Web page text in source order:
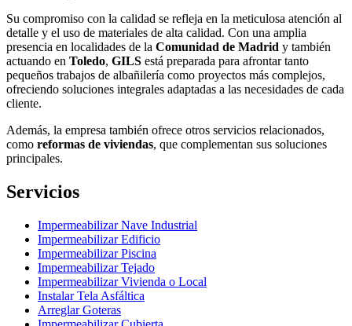
Su compromiso con la calidad se refleja en la meticulosa atención al
detalle y el uso de materiales de alta calidad. Con una amplia
presencia en localidades de la Comunidad de Madrid y también
actuando en Toledo, GILS está preparada para afrontar tanto
pequeños trabajos de albañilería como proyectos más complejos,
ofreciendo soluciones integrales adaptadas a las necesidades de cada
cliente.
Además, la empresa también ofrece otros servicios relacionados,
como reformas de viviendas, que complementan sus soluciones
principales.
Servicios
Impermeabilizar Nave Industrial
Impermeabilizar Edificio
Impermeabilizar Piscina
Impermeabilizar Tejado
Impermeabilizar Vivienda o Local
Instalar Tela Asfáltica
Arreglar Goteras